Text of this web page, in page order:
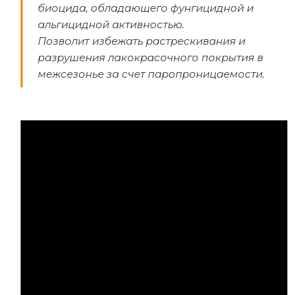
биоцида, обладающего фунгицидной и
альгицидной активностью.
Позволит избежать растрескивания и
разрушения лакокрасочного покрытия в
межсезонье за счет паропроницаемости.